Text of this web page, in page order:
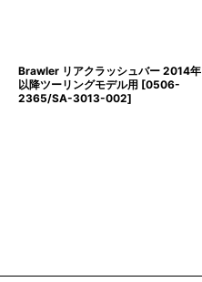
Brawler リアクラッシュバー 2014年
以降ツーリングモデル用 [0506-
2365/SA-3013-002]